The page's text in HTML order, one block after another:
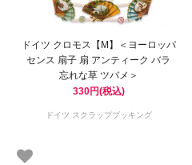
ドイツ クロモス【M】＜ヨーロッパ
センス 扇子 扇 アンティーク バラ
忘れな草 ツバメ＞
330円(税込)
ドイツ スクラップブッキング